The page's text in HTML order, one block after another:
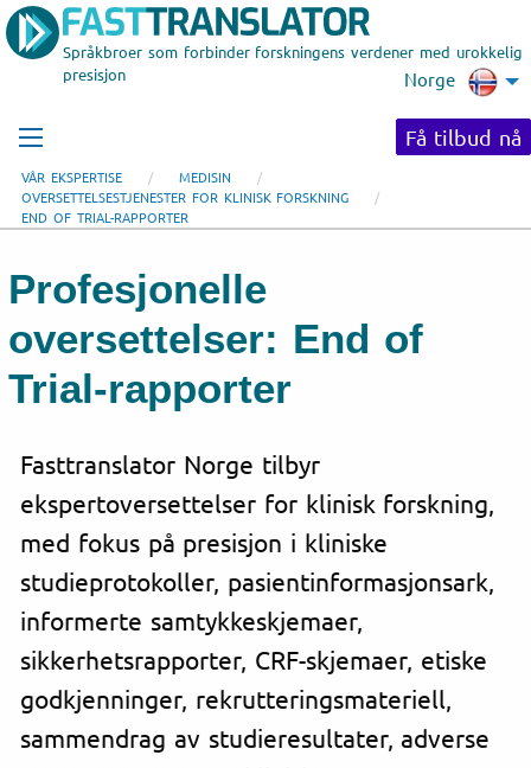
Språkbroer som forbinder forskningens verdener med urokkelig
presisjon
Norge
Få tilbud nå
VÅR EKSPERTISE
MEDISIN
OVERSETTELSESTJENESTER FOR KLINISK FORSKNING
END OF TRIAL-RAPPORTER
Profesjonelle
oversettelser: End of
Trial-rapporter
Fasttranslator Norge tilbyr
ekspertoversettelser for klinisk forskning,
med fokus på presisjon i kliniske
studieprotokoller, pasientinformasjonsark,
informerte samtykkeskjemaer,
sikkerhetsrapporter, CRF-skjemaer, etiske
godkjenninger, rekrutteringsmateriell,
sammendrag av studieresultater, adverse